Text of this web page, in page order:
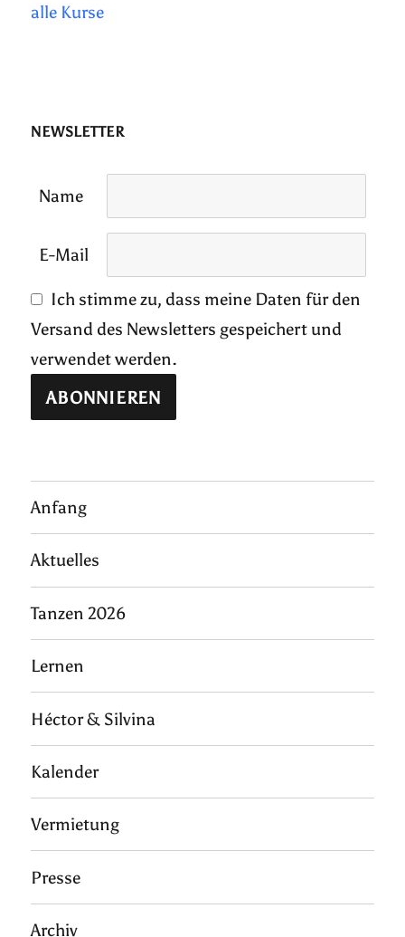
alle Kurse
NEWSLETTER
Name
E-Mail
Ich stimme zu, dass meine Daten für den
Versand des Newsletters gespeichert und
verwendet werden.
Anfang
Aktuelles
Tanzen 2026
Lernen
Héctor & Silvina
Kalender
Vermietung
Presse
Archiv